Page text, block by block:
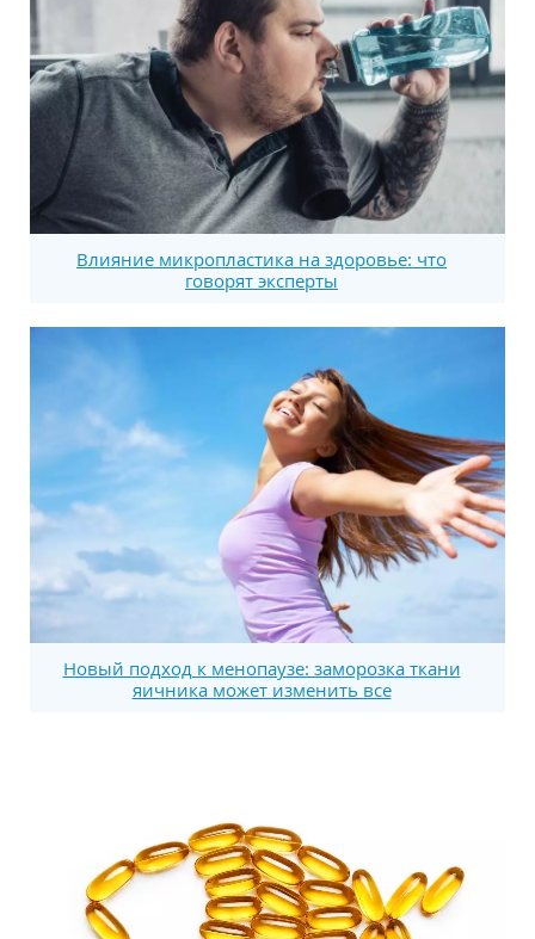
Влияние микропластика на здоровье: что
говорят эксперты
Новый подход к менопаузе: заморозка ткани
яичника может изменить все